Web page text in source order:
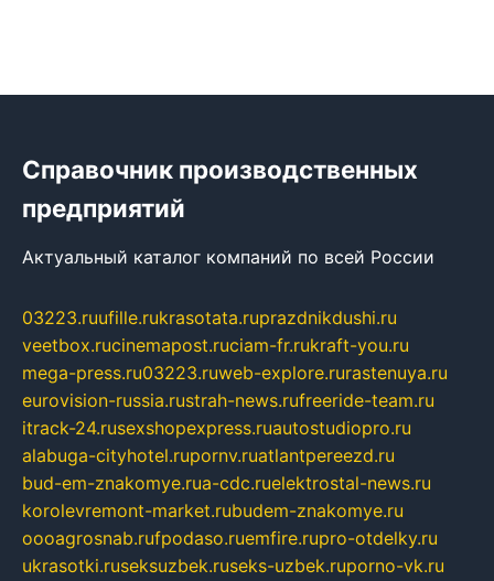
Справочник производственных
предприятий
Актуальный каталог компаний по всей России
03223.ruufille.rukrasotata.ruprazdnikdushi.ru
veetbox.rucinemapost.ruciam-fr.rukraft-you.ru
mega-press.ru03223.ruweb-explore.rurastenuya.ru
eurovision-russia.rustrah-news.rufreeride-team.ru
itrack-24.rusexshopexpress.ruautostudiopro.ru
alabuga-cityhotel.rupornv.ruatlantpereezd.ru
bud-em-znakomye.rua-cdc.ruelektrostal-news.ru
korolevremont-market.rubudem-znakomye.ru
oooagrosnab.rufpodaso.ruemfire.rupro-otdelky.ru
ukrasotki.ruseksuzbek.ruseks-uzbek.ruporno-vk.ru